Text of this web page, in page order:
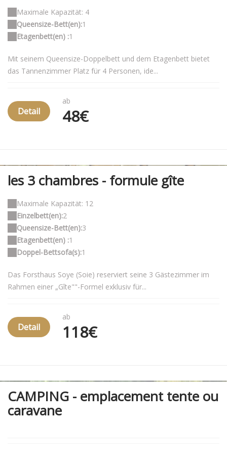
Maximale Kapazität: 4
Queensize-Bett(en):1
Etagenbett(en) :1
Mit seinem Queensize-Doppelbett und dem Etagenbett bietet
das Tannenzimmer Platz für 4 Personen, ide...
Detail
ab
48€
les 3 chambres - formule gîte
Maximale Kapazität: 12
Einzelbett(en):2
Queensize-Bett(en):3
Etagenbett(en) :1
Doppel-Bettsofa(s):1
Das Forsthaus Soye (Soie) reserviert seine 3 Gästezimmer im
Rahmen einer „Gîte""-Formel exklusiv für...
Detail
ab
118€
CAMPING - emplacement tente ou
caravane